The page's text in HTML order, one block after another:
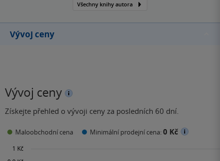
Všechny knihy autora
Vývoj ceny
Vývoj ceny
Získejte přehled o vývoji ceny za posledních 60 dní.
Maloobchodní cena Minimální prodejní cena:0 Kč